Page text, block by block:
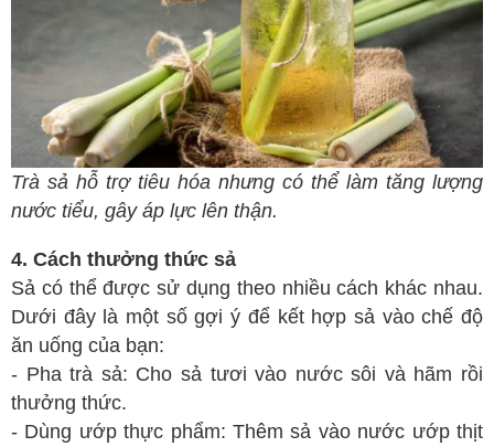
Trà sả hỗ trợ tiêu hóa nhưng có thể làm tăng lượng
nước tiểu, gây áp lực lên thận.
4. Cách thưởng thức sả
Sả có thể được sử dụng theo nhiều cách khác nhau.
Dưới đây là một số gợi ý để kết hợp sả vào chế độ
ăn uống của bạn:
- Pha trà sả: Cho sả tươi vào nước sôi và hãm rồi
thưởng thức.
- Dùng ướp thực phẩm: Thêm sả vào nước ướp thịt